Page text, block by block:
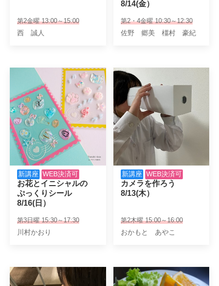
第2金曜 13:00～15:00
西 誠人
8/14(金）
第2・4金曜 10:30～12:30
佐野 郷美 橿村 豪紀
新講座 WEB決済可
お花とイニシャルの
ぷっくりシール
8/16(日）
第3日曜 15:30～17:30
川村かおり
新講座 WEB決済可
カメラを作ろう
8/13(木）
第2木曜 15:00～16:00
おかもと あやこ